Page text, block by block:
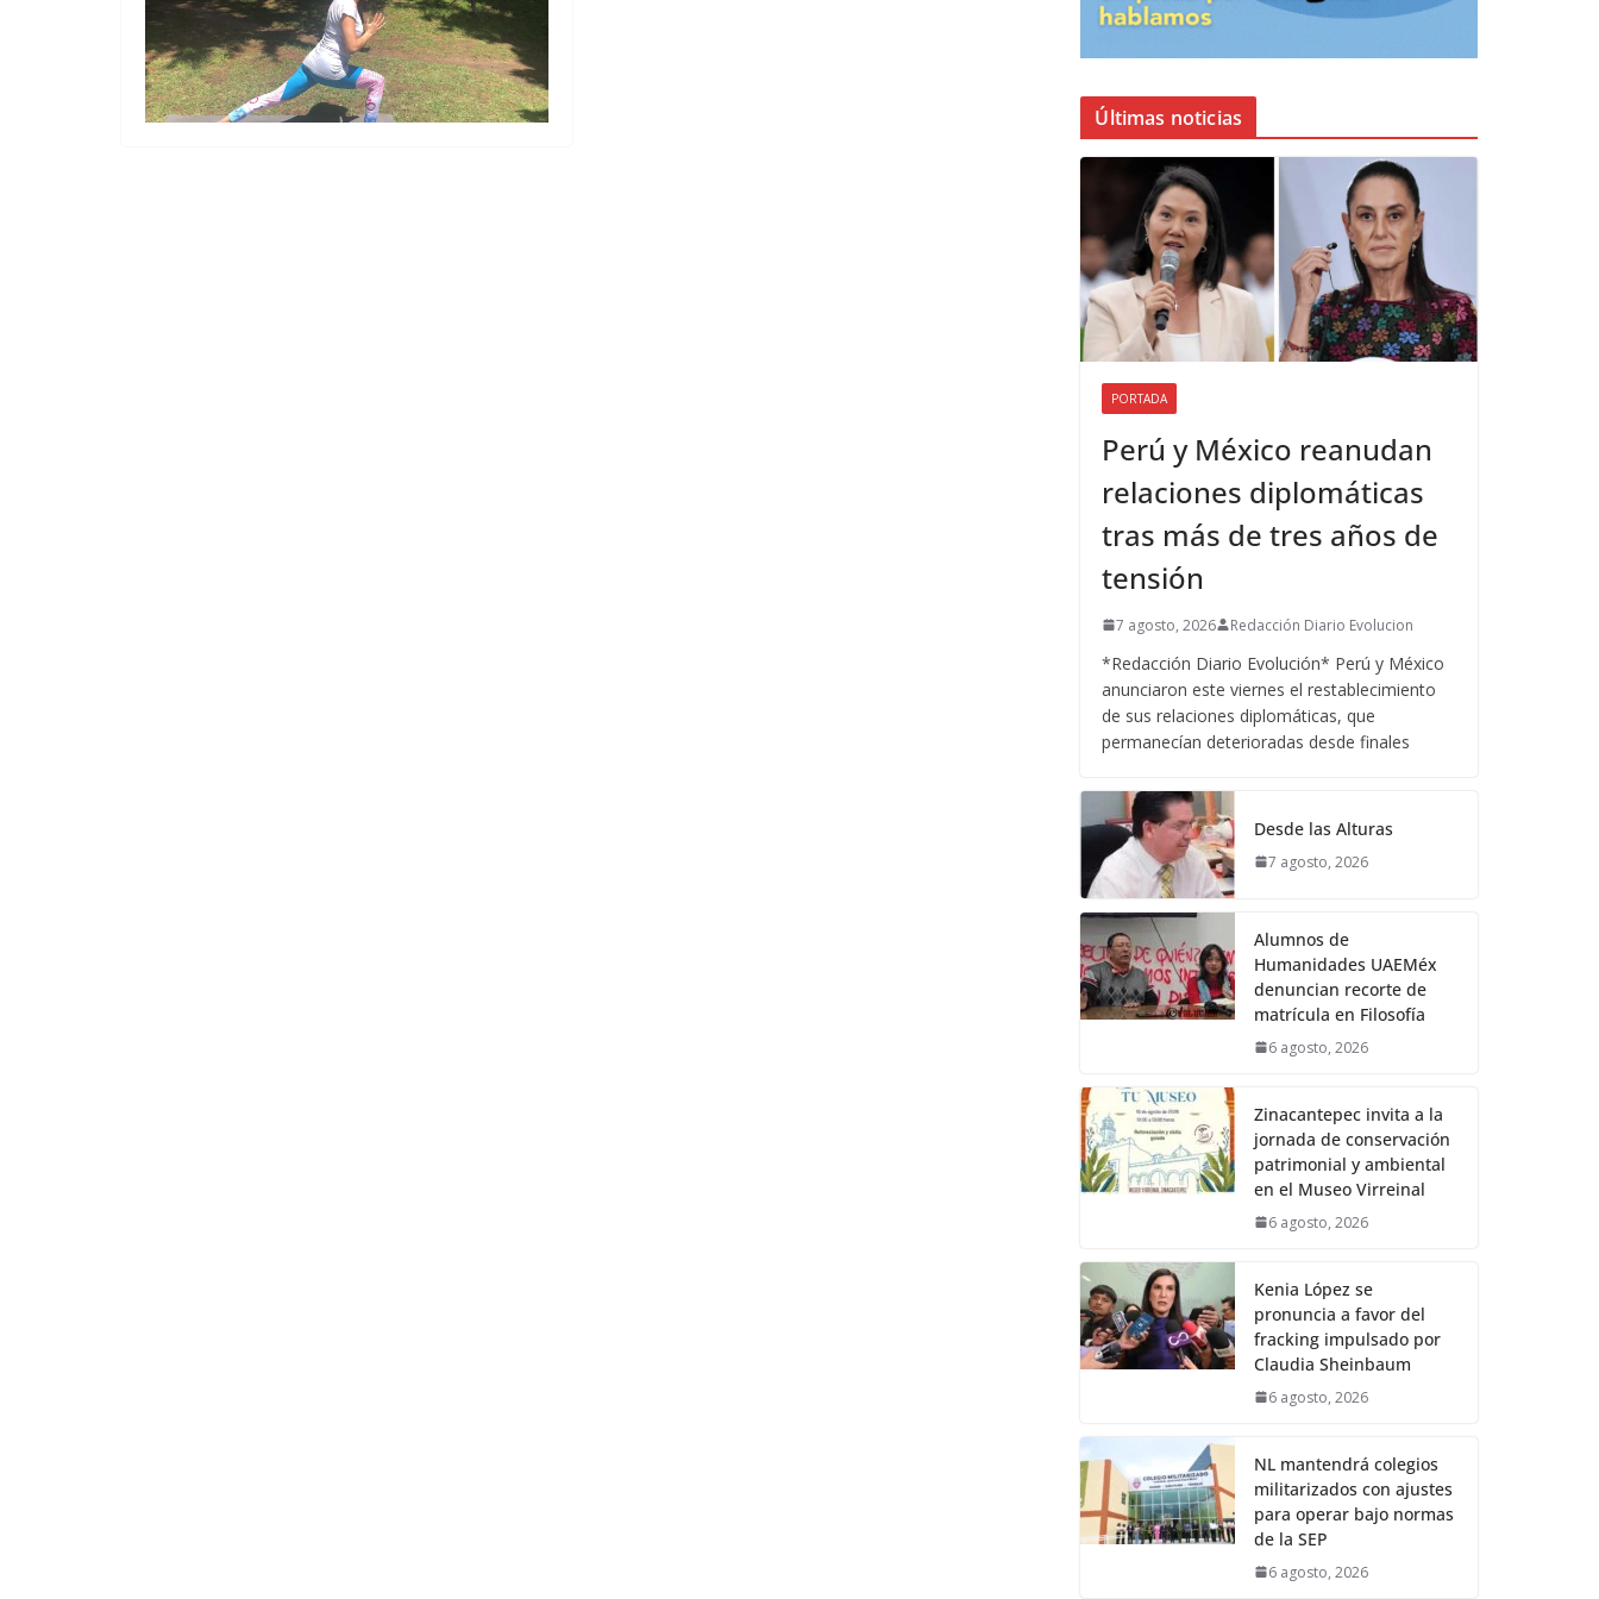
Últimas noticias
PORTADA
Perú y México reanudan
relaciones diplomáticas
tras más de tres años de
tensión
7 agosto, 2026 Redacción Diario Evolucion
*Redacción Diario Evolución* Perú y México
anunciaron este viernes el restablecimiento
de sus relaciones diplomáticas, que
permanecían deterioradas desde finales
Desde las Alturas
7 agosto, 2026
Alumnos de
Humanidades UAEMéx
denuncian recorte de
matrícula en Filosofía
6 agosto, 2026
Zinacantepec invita a la
jornada de conservación
patrimonial y ambiental
en el Museo Virreinal
6 agosto, 2026
Kenia López se
pronuncia a favor del
fracking impulsado por
Claudia Sheinbaum
6 agosto, 2026
NL mantendrá colegios
militarizados con ajustes
para operar bajo normas
de la SEP
6 agosto, 2026